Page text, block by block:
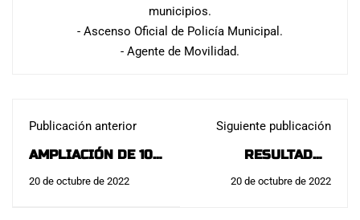
municipios.
- Ascenso Oficial de Policía Municipal.
- Agente de Movilidad.
Publicación anterior
AMPLIACIÓN DE 10
A 11 PLAZAS EN LA
20 de octubre de 2022
Siguiente publicación
RESULTADOS
POLICÍA LOCAL
20 de octubre de 2022